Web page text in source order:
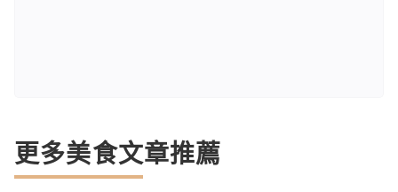
更多美食文章推薦